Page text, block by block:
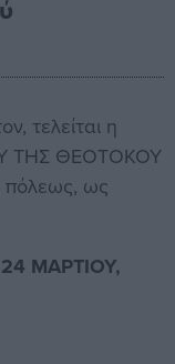
τελείται η
ΤΗΣ ΘΕΟΤΟΚΟΥ
πόλεως, ως
ΜΑΡΤΙΟΥ,